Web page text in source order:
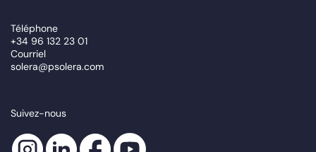
Téléphone
+34 96 132 23 01
Courriel
solera@psolera.com
Suivez-nous